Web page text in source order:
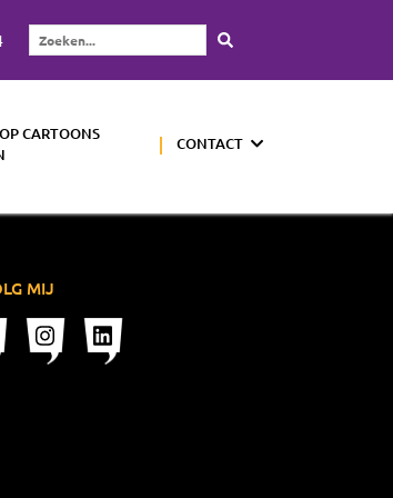
Zoeken...
CARTOONS
CONTACT
MIJ